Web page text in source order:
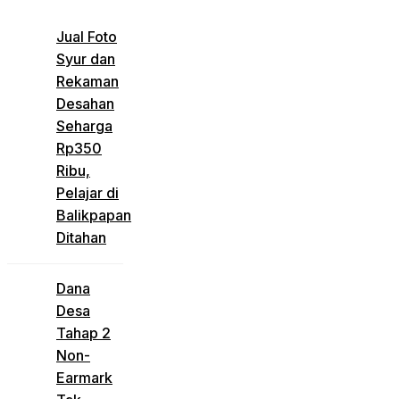
Jual Foto
Syur dan
Rekaman
Desahan
Seharga
Rp350
Ribu,
Pelajar di
Balikpapan
Ditahan
Dana
Desa
Tahap 2
Non-
Earmark